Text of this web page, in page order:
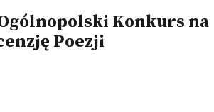
Konkurs na
Poezji